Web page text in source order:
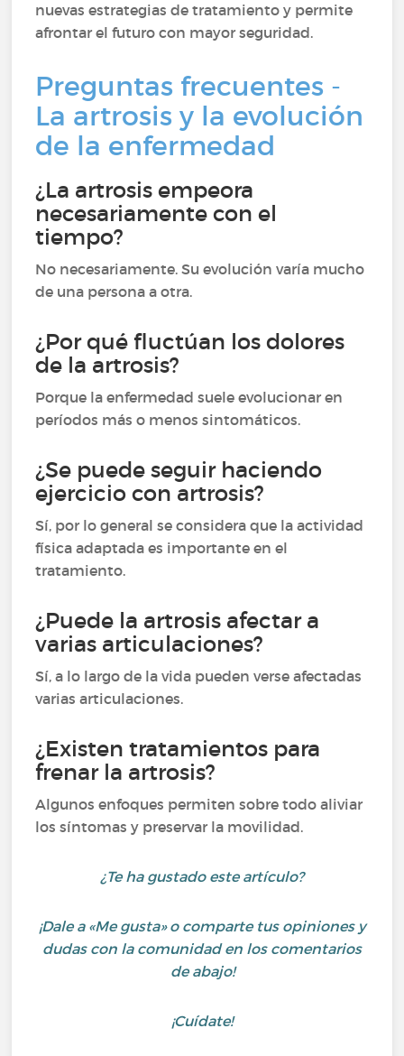
nuevas estrategias de tratamiento y permite
afrontar el futuro con mayor seguridad.
Preguntas frecuentes -
La artrosis y la evolución
de la enfermedad
¿La artrosis empeora
necesariamente con el
tiempo?
No necesariamente. Su evolución varía mucho
de una persona a otra.
¿Por qué fluctúan los dolores
de la artrosis?
Porque la enfermedad suele evolucionar en
períodos más o menos sintomáticos.
¿Se puede seguir haciendo
ejercicio con artrosis?
Sí, por lo general se considera que la actividad
física adaptada es importante en el
tratamiento.
¿Puede la artrosis afectar a
varias articulaciones?
Sí, a lo largo de la vida pueden verse afectadas
varias articulaciones.
¿Existen tratamientos para
frenar la artrosis?
Algunos enfoques permiten sobre todo aliviar
los síntomas y preservar la movilidad.
¿Te ha gustado este artículo?
¡Dale a «Me gusta» o comparte tus opiniones y
dudas con la comunidad en los comentarios
de abajo!
¡Cuídate!